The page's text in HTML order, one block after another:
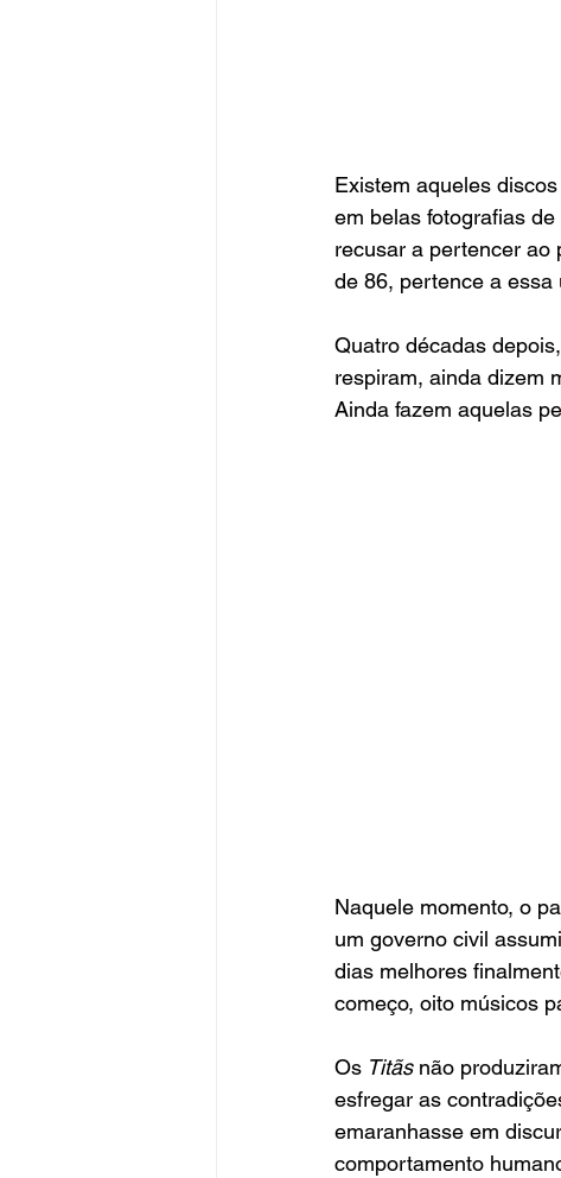
Existem aqueles
em belas fotografias
recusar a pertencer ao
de 86, pertence a essa
Quatro décadas
respiram, ainda dizem
Ainda fazem aquelas
Naquele momento, o
um governo civil
dias melhores
começo, oito músicos
Os Titãs não
esfregar as
emaranhasse em
comportamento